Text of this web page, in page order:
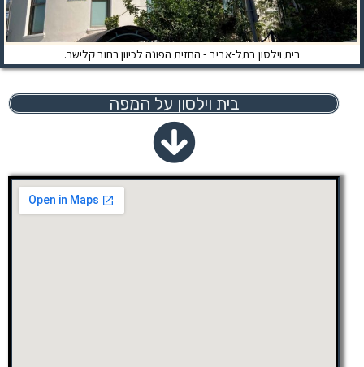
בית וילסון בתל-אביב - החזית הפונה לכיוון רחוב קלישר.
בית וילסון על המפה